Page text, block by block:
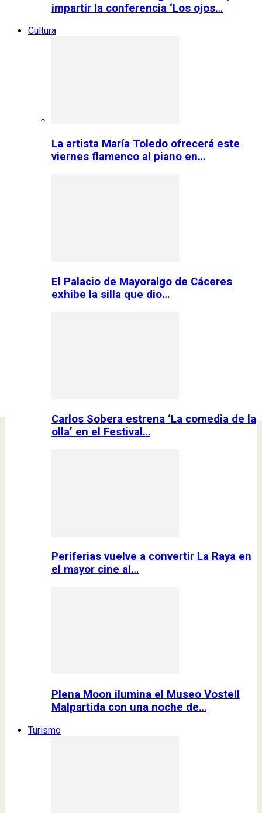
impartir la conferencia ‘Los ojos…
Cultura
La artista María Toledo ofrecerá este
viernes flamenco al piano en…
El Palacio de Mayoralgo de Cáceres
exhibe la silla que dio…
Carlos Sobera estrena ‘La comedia de la
olla’ en el Festival…
Periferias vuelve a convertir La Raya en
el mayor cine al…
Plena Moon ilumina el Museo Vostell
Malpartida con una noche de…
Turismo